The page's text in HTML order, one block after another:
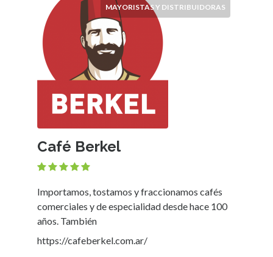
Información
Cosmética
Indumentaria
Hombre,
Mayoristas
MAYORISTAS Y DISTRIBUIDORAS
Café Berkel
Importamos, tostamos y fraccionamos cafés
comerciales y de especialidad desde hace 100
años. También
https://cafeberkel.com.ar/